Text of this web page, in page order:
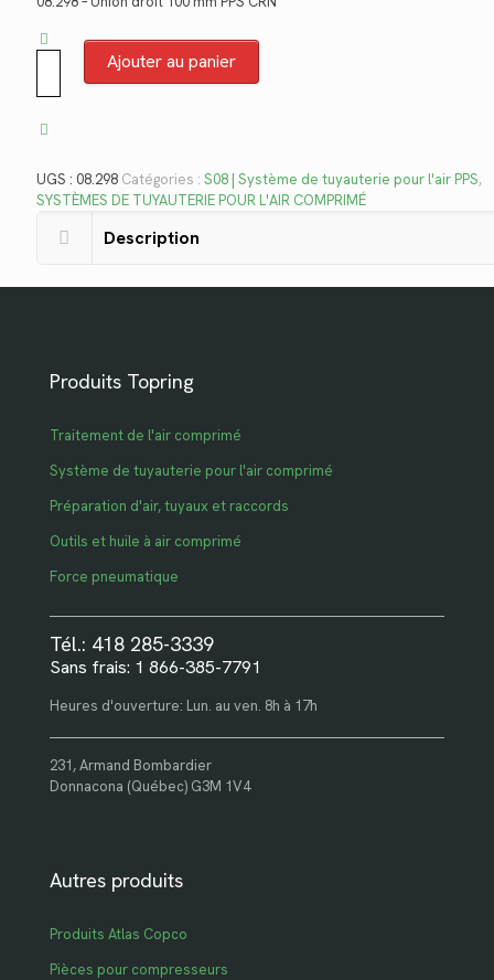
$244.10.
08.298
Ajouter au panier
UGS : 08.298 Catégories : S08 | Système de tuyauterie pour l'air PPS,
SYSTÈMES DE TUYAUTERIE POUR L'AIR COMPRIMÉ
Description
Produits Topring
Traitement de l'air comprimé
Système de tuyauterie pour l'air comprimé
Préparation d'air, tuyaux et raccords
Outils et huile à air comprimé
Force pneumatique
Tél.: 418 285-3339
Sans frais: 1 866-385-7791
Heures d'ouverture: Lun. au ven. 8h à 17h
231, Armand Bombardier
Donnacona (Québec) G3M 1V4
Autres produits
Produits Atlas Copco
Pièces pour compresseurs